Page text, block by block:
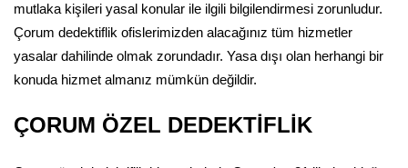
mutlaka kişileri yasal konular ile ilgili bilgilendirmesi zorunludur.
Çorum dedektiflik ofislerimizden alacağınız tüm hizmetler
yasalar dahilinde olmak zorundadır. Yasa dışı olan herhangi bir
konuda hizmet almanız mümkün değildir.
ÇORUM ÖZEL DEDEKTİFLİK